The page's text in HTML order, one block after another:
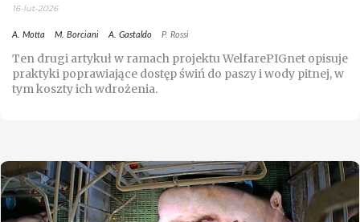
16-lut-2026
A. Motta M. Borciani A. Gastaldo P. Rossi
Ten drugi artykuł w ramach projektu WelfarePIGnet opisuje
praktyki poprawiające dostęp świń do paszy i wody pitnej, w
tym koszty ich wdrożenia.